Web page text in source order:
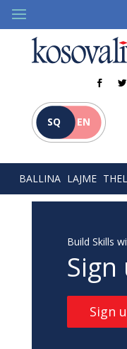
SQ EN
BALLINA LAJME
Build Skills
Sign
Sign